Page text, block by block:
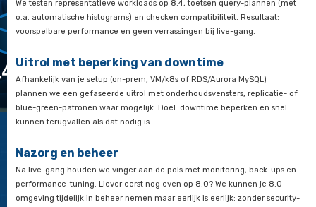
Gratis EOL checkgesprek
verwachtingen. Na dit gesprek heb je een beeld bij de
aanvliegroute en wat de kosten zijn.
Upgradescan
clients, drivers en quick wins. We identificeren breekpunten
mysql_native_password, PASSWORD(),
de slimste route naar 8.4 LTS.